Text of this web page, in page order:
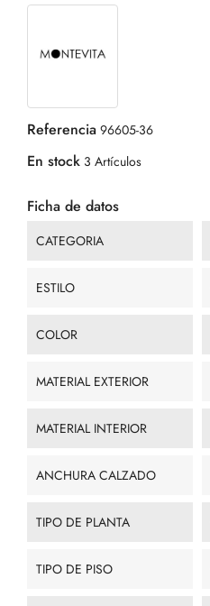
Referencia 96605-36
En stock 3 Artículos
Ficha de datos
CATEGORIA
ESTILO
COLOR
MATERIAL EXTERIOR
MATERIAL INTERIOR
ANCHURA CALZADO
TIPO DE PLANTA
TIPO DE PISO